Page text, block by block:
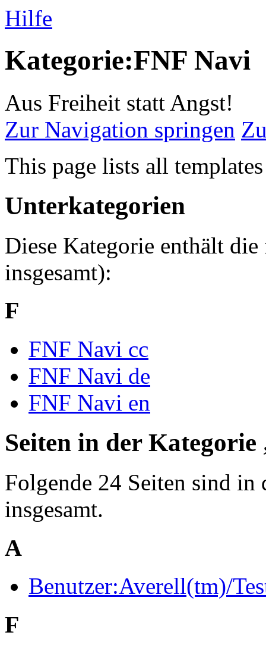
Hilfe
Kategorie:FNF Navi
Aus Freiheit statt Angst!
Zur Navigation springen
This page lists all
Unterkategorien
Diese Kategorie enthält
insgesamt):
F
FNF Navi cc
FNF Navi de
FNF Navi en
Seiten in der Kategorie
Folgende 24 Seiten sind
insgesamt.
A
Benutzer:Averell(tm)/
F